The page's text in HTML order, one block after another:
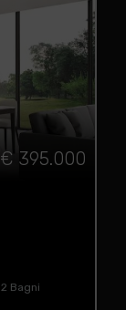
€ 395.000
2 Bagni